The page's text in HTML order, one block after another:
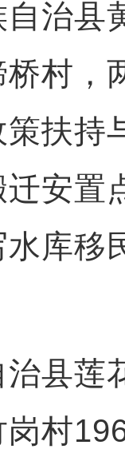
治县
村，
扶持
安置
库移
莲
村